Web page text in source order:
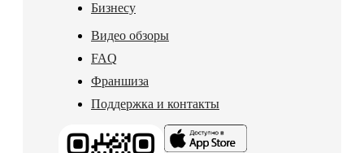
Бизнесу
Видео обзоры
FAQ
Франшиза
Поддержка и контакты